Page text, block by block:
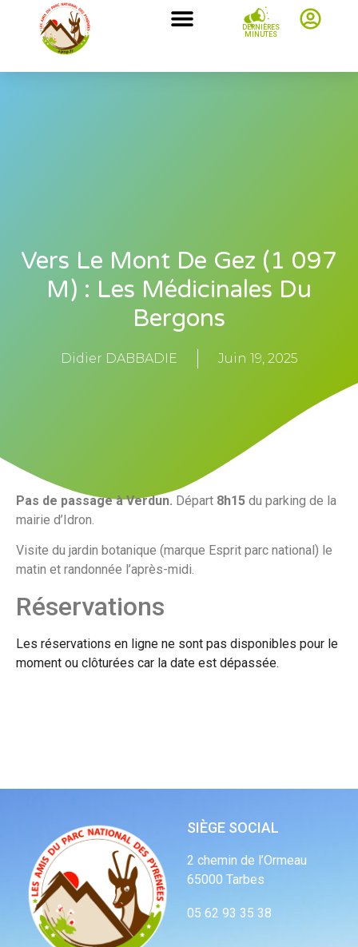
DERNIÈRES
MINUTES
Vers Le Mont De Gez (1 097
M) : Les Médicinales Du
Bergons
Didier DABBADIE Juin 19, 2025
Pas de passage à Verdun. Départ 8h15 du parking de la
mairie d’Idron.
Visite du jardin botanique (marque Esprit parc national) le
matin et randonnée l’après-midi.
Réservations
Les réservations en ligne ne sont pas disponibles pour le
moment ou clôturées car la date est dépassée.
SIÈGE SOCIAL
2 chemin de l’Ormeau
65000 Tarbes
05 62 93 35 38